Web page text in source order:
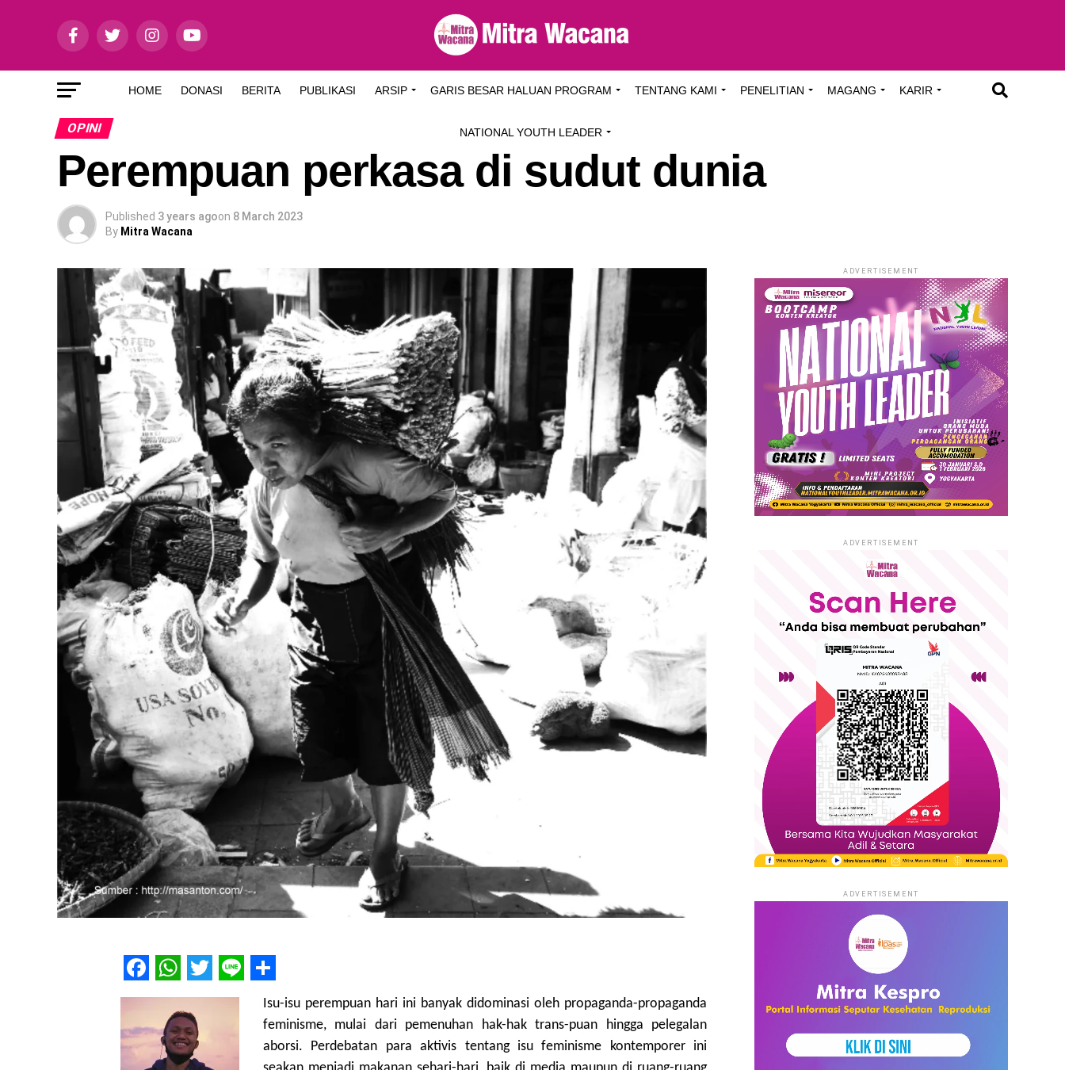
HOME DONASI BERITA PUBLIKASI ARSIP GARIS BESAR HALUAN PROGRAM TENTANG KAMI PENELITIAN MAGANG KARIR
NATIONAL YOUTH LEADER
OPINI
Perempuan perkasa di sudut dunia
Published 3 years agoon 8 March 2023
By Mitra Wacana
Facebook
WhatsApp
Twitter
LineShare
Isu-isu perempuan hari ini banyak didominasi oleh propaganda-propaganda
feminisme, mulai dari pemenuhan hak-hak trans-puan hingga pelegalan
aborsi. Perdebatan para aktivis tentang isu feminisme kontemporer ini
ADVERTISEMENT
ADVERTISEMENT
ADVERTISEMENT